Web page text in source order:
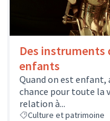
Des instruments
enfants
Quand on est enfant,
chance pour toute la
relation à...
Culture et patrimoine